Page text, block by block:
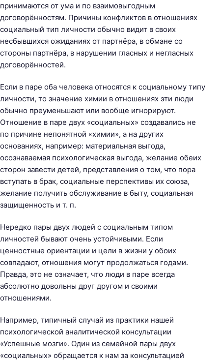
принимаются от ума и по взаимовыгодным
договорённостям. Причины конфликтов в отношениях
социальный тип личности обычно видит в своих
несбывшихся ожиданиях от партнёра, в обмане со
стороны партнёра, в нарушении гласных и негласных
договорённостей.
Если в паре оба человека относятся к социальному типу
личности, то значение химии в отношениях эти люди
обычно преуменьшают или вообще игнорируют.
Отношение в паре двух «социальных» создавались не
по причине непонятной «химии», а на других
основаниях, например: материальная выгода,
осознаваемая психологическая выгода, желание обеих
сторон завести детей, представления о том, что пора
вступать в брак, социальные перспективы их союза,
желание получить обслуживание в быту, социальная
защищенность и т. п.
Нередко пары двух людей с социальным типом
личностей бывают очень устойчивыми. Если
ценностные ориентации и цели в жизни у обоих
совпадают, отношения могут продолжаться годами.
Правда, это не означает, что люди в паре всегда
абсолютно довольны друг другом и своими
отношениями.
Например, типичный случай из практики нашей
психологической аналитической консультации
«Успешные мозги». Один из семейной пары двух
«социальных» обращается к нам за консультацией